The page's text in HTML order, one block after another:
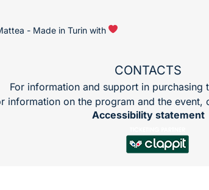
- Made in Turin with
CONTACTS
For information and support in purchasing
information on the program and the event,
Accessibility statement